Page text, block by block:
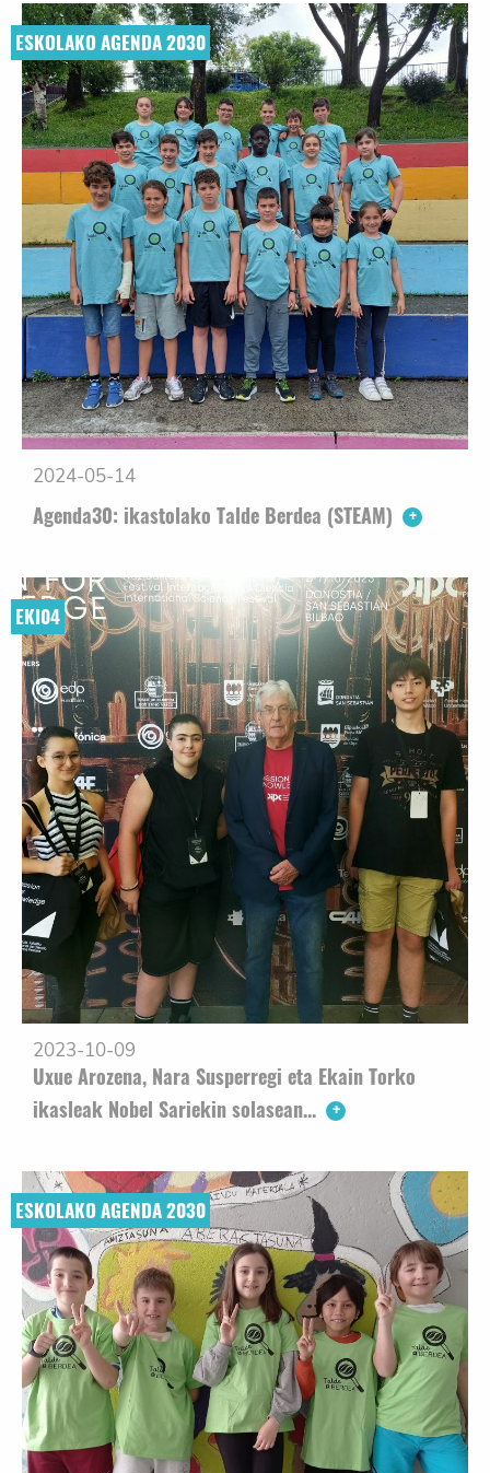
ESKOLAKO AGENDA 2030
2024-05-14
Agenda30: ikastolako Talde Berdea (STEAM)
EKI04
2023-10-09
Uxue Arozena, Nara Susperregi eta Ekain Torko
ikasleak Nobel Sariekin solasean...
ESKOLAKO AGENDA 2030